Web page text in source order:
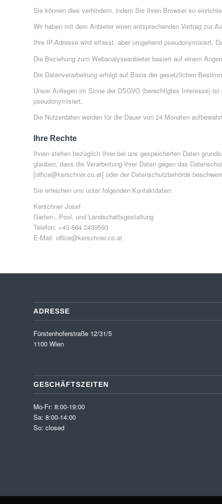
Sie können dies verhindern, indem Sie Ihren Browser so
Wir haben mit dem Anbieter einen entsprechenden Vertrag zur
Ihre IP-Adresse wird erfasst, aber umgehend pseudonymisiert.
Die Beziehung zum Webanalyseanbieter basiert auf einem
Die Datenverarbeitung erfolgt auf Basis der gesetzlichen
Unser Anliegen im Sinne der DSGVO (berechtigtes Interesse)
pseudonymisiert.
Die Nutzerdaten werden für die Dauer von 24 Monaten
Ihre Rechte
Ihnen stehen bezüglich Ihrer bei uns gespeicherten Daten
glauben, dass die Verarbeitung Ihrer Daten gegen das
[office@kerschner.co.at] oder der Datenschutzbehörde
Sie erreichen uns unter folgenden Kontaktdaten:
Kerschner Josef
Garten-, Pool, und Landschaftsgestaltung
Telefon: +43 664 2439593
E-Mail: office@kerschner.co.at
ADRESSE
Fürstenhoferstraße 12/31/5
1100 Wien
GESCHÄFTSZEITEN
Mo-Fr: 8:00-19:00
Sa: 8:00-14:00
So: closed